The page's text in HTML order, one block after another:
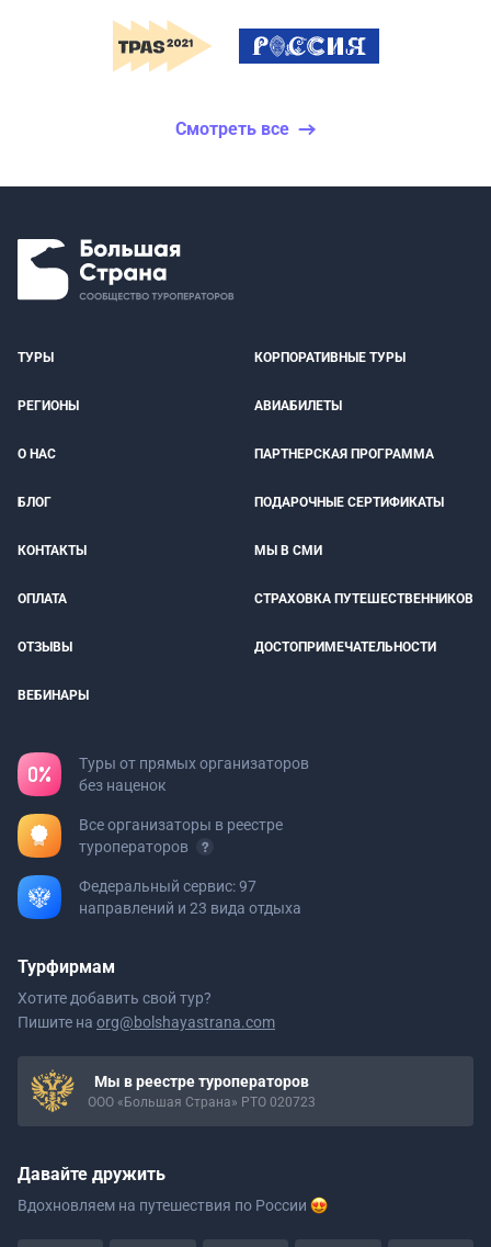
Смотреть все
ТУРЫ КОРПОРАТИВНЫЕ ТУРЫ
РЕГИОНЫ АВИАБИЛЕТЫ
О НАС ПАРТНЕРСКАЯ ПРОГРАММА
БЛОГ ПОДАРОЧНЫЕ СЕРТИФИКАТЫ
КОНТАКТЫ МЫ В СМИ
ОПЛАТА СТРАХОВКА ПУТЕШЕСТВЕННИКОВ
ОТЗЫВЫ ДОСТОПРИМЕЧАТЕЛЬНОСТИ
ВЕБИНАРЫ
Туры от прямых организаторов
без наценок
Все организаторы в реестре
туроператоров
Федеральный сервис: 97
направлений и 23 вида отдыха
Турфирмам
Хотите добавить свой тур?
Пишите на org@bolshayastrana.com
Мы в реестре туроператоров
ООО «Большая Страна» РТО 020723
Давайте дружить
Вдохновляем на путешествия по России